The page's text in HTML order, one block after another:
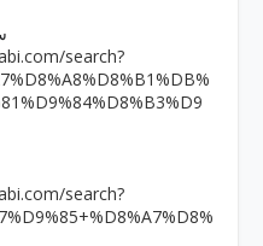
search?
search?